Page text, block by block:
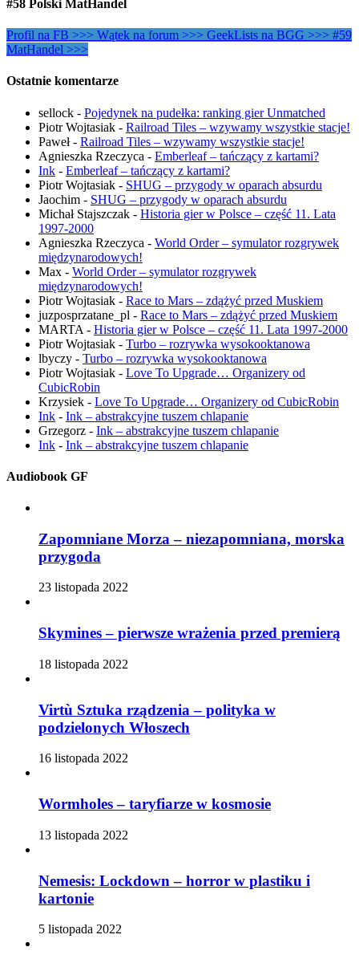
#58 Polski MatHandel
Profil na FB >>> Wątek na forum >>> GeekLists na BGG >>> #59
MatHandel >>>
Ostatnie komentarze
sellock - Pojedynek na pudełka: ranking gier Unmatched
Piotr Wojtasiak - Railroad Tiles – wzywamy wszystkie stacje!
Paweł- Railroad Tiles – wzywamy wszystkie stacje!
Agnieszka Rzeczyca - Emberleaf – tańczący z kartami?
Ink - Emberleaf – tańczący z kartami?
Piotr Wojtasiak - SHUG – przygody w oparach absurdu
Jaochim - SHUG – przygody w oparach absurdu
Michał Stajszczak - Historia gier w Polsce – część 11. Lata
1997-2000
Agnieszka Rzeczyca - World Order – symulator rozgrywek
międzynarodowych!
Max - World Order – symulator rozgrywek
międzynarodowych!
Piotr Wojtasiak - Race to Mars – zdążyć przed Muskiem
juzposprzatane_pl - Race to Mars – zdążyć przed Muskiem
MARTA - Historia gier w Polsce – część 11. Lata 1997-2000
Piotr Wojtasiak - Turbo – rozrywka wysokooktanowa
lbyczy - Turbo – rozrywka wysokooktanowa
Piotr Wojtasiak - Love To Upgrade… Organizery od
CubicRobin
Krzysiek - Love To Upgrade… Organizery od CubicRobin
Ink - Ink – abstrakcyjne tuszem chlapanie
Grzegorz - Ink – abstrakcyjne tuszem chlapanie
Ink - Ink – abstrakcyjne tuszem chlapanie
Audiobook GF
Zapomniane Morza – niezapomniana, morska
przygoda
23 listopada 2022
Skymines – pierwsze wrażenia przed premierą
18 listopada 2022
Virtù Sztuka rządzenia – polityka w
podzielonych Włoszech
16 listopada 2022
Wormholes – taryfiarze w kosmosie
13 listopada 2022
Nemesis: Lockdown – horror w plastiku i
kartonie
5 listopada 2022